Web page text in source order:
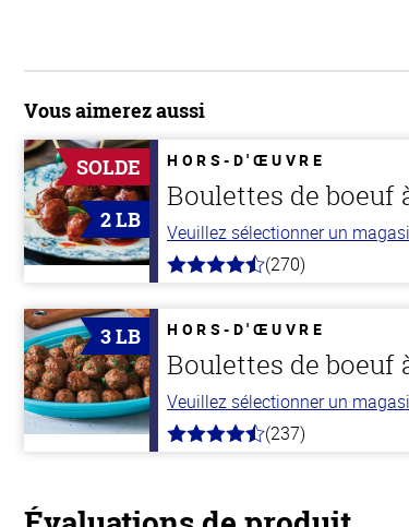
Vous aimerez aussi
SOLDE
2 LB
HORS-D'ŒUVRE
Boulettes de boeuf
Veuillez sélectionner un
4.5
5
stars
(270)
3 LB HORS-D'ŒUVRE
Boulettes de boeuf
Veuillez sélectionner un
4.6
(237)